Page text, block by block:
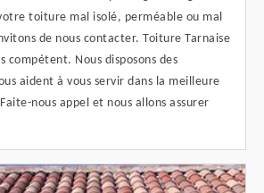
toiture mal isolé, perméable ou mal
de nous contacter. Toiture Tarnaise
compétent. Nous disposons des
aident à vous servir dans la meilleure
nous appel et nous allons assurer